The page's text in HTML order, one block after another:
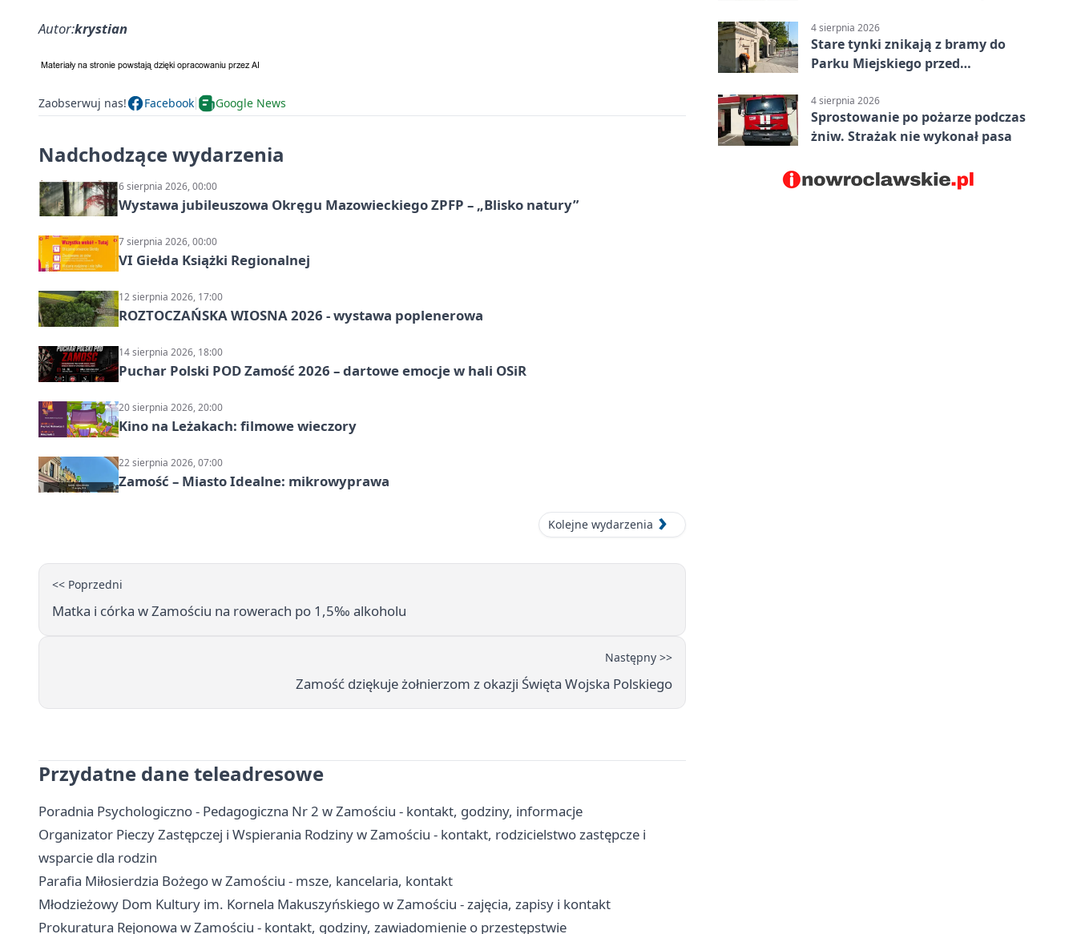
Autor:krystian
Zaobserwuj nas! Facebook Google News
Nadchodzące wydarzenia
6 sierpnia 2026, 00:00
Wystawa jubileuszowa Okręgu Mazowieckiego ZPFP – „Blisko natury”
7 sierpnia 2026, 00:00
VI Giełda Książki Regionalnej
12 sierpnia 2026, 17:00
ROZTOCZAŃSKA WIOSNA 2026 - wystawa poplenerowa
14 sierpnia 2026, 18:00
Puchar Polski POD Zamość 2026 – dartowe emocje w hali OSiR
20 sierpnia 2026, 20:00
Kino na Leżakach: filmowe wieczory
22 sierpnia 2026, 07:00
Zamość – Miasto Idealne: mikrowyprawa
Kolejne wydarzenia
<< Poprzedni
Matka i córka w Zamościu na rowerach po 1,5‰ alkoholu
Następny >>
Zamość dziękuje żołnierzom z okazji Święta Wojska Polskiego
Przydatne dane teleadresowe
Poradnia Psychologiczno - Pedagogiczna Nr 2 w Zamościu - kontakt, godziny, informacje
Organizator Pieczy Zastępczej i Wspierania Rodziny w Zamościu - kontakt, rodzicielstwo zastępcze i
wsparcie dla rodzin
Parafia Miłosierdzia Bożego w Zamościu - msze, kancelaria, kontakt
Młodzieżowy Dom Kultury im. Kornela Makuszyńskiego w Zamościu - zajęcia, zapisy i kontakt
Prokuratura Rejonowa w Zamościu - kontakt, godziny, zawiadomienie o przestępstwie
4 sierpnia 2026
Stare tynki znikają z bramy do
Parku Miejskiego przed
4 sierpnia 2026
Sprostowanie po pożarze podczas
żniw. Strażak nie wykonał pasa